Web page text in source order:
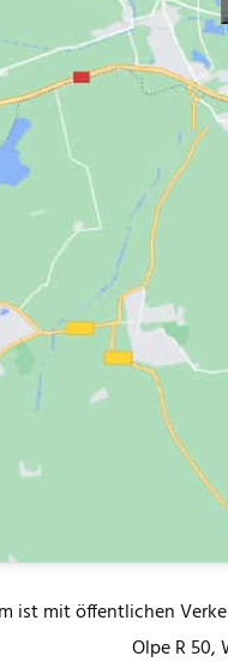
ist mit öffentlichen
Olpe R 50,